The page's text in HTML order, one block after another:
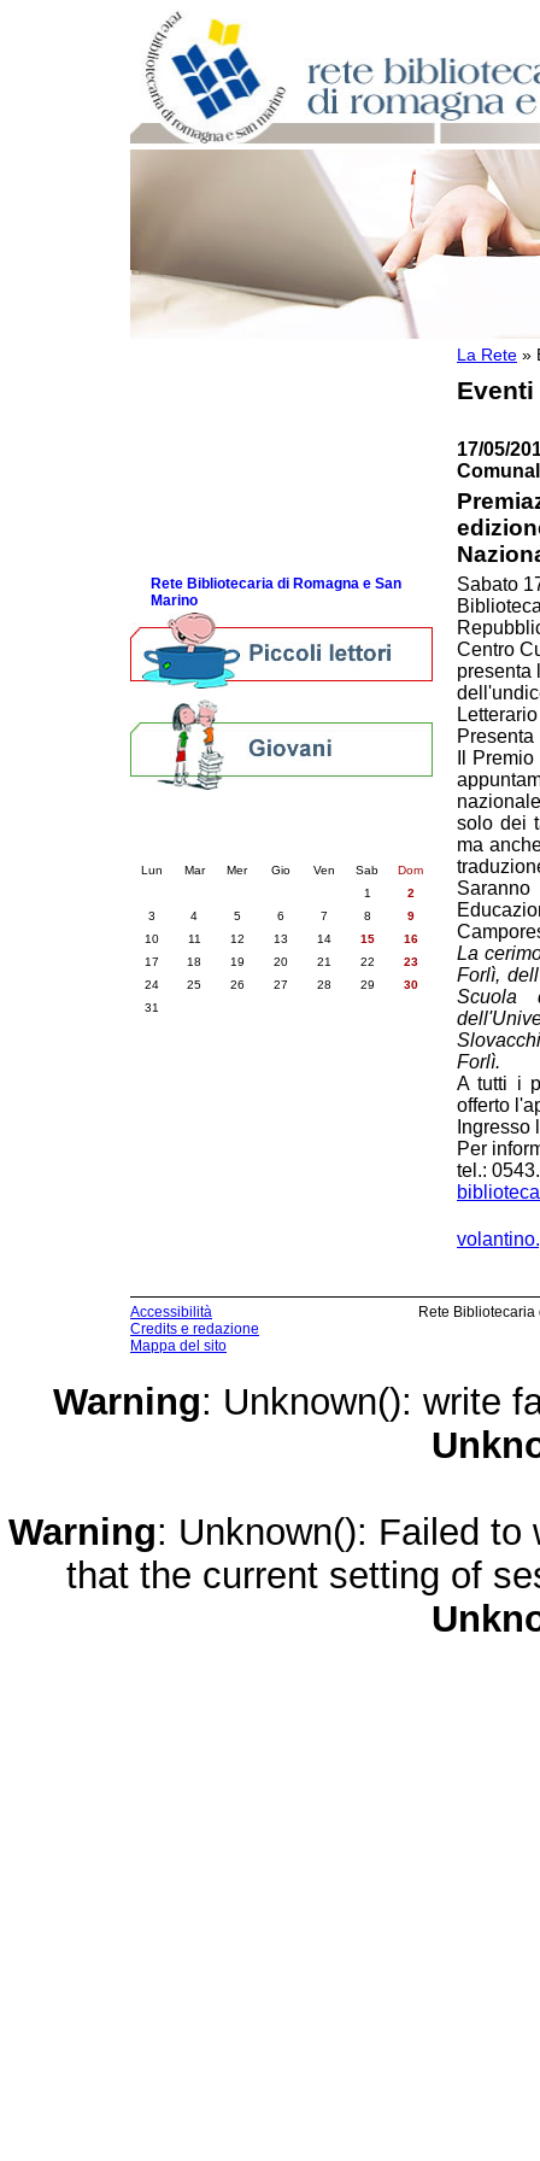
La Rete »
Eventi
17/05/
Sabato
Centro
presenta
Il
solo dei
ma
La
Forlì,
Scuola
Forlì.
A tutti i
offerto
Per
tel.:
Rete Bibliotecaria di Romagna e San
Marino
Lun Mar Mer Gio Ven Sab
Dom
1
2
3
4 5 6 7 8
9
10
11 12 13 14 15
16
17
18 19 20 21 22
23
24
25 26 27 28 29
30
31
Accessibilità
Credits e redazione
Mappa del sito
Rete
Warning: Unknown(): write
Warning: Unknown(): Failed
that the current setting of